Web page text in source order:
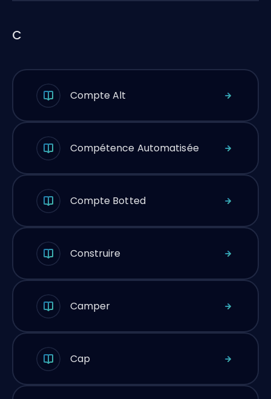
C
Compte Alt
Compétence Automatisée
Compte Botted
Construire
Camper
Cap